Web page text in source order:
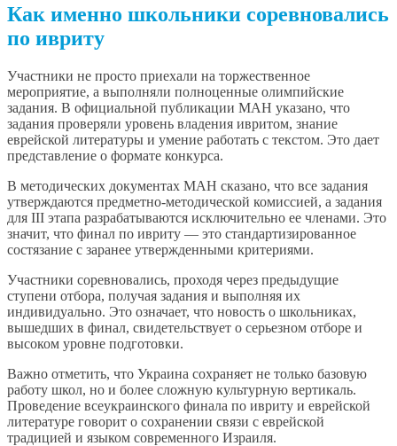
Как именно школьники соревновались
по ивриту
Участники не просто приехали на торжественное
мероприятие, а выполняли полноценные олимпийские
задания. В официальной публикации МАН указано, что
задания проверяли уровень владения ивритом, знание
еврейской литературы и умение работать с текстом. Это дает
представление о формате конкурса.
В методических документах МАН сказано, что все задания
утверждаются предметно-методической комиссией, а задания
для III этапа разрабатываются исключительно ее членами. Это
значит, что финал по ивриту — это стандартизированное
состязание с заранее утвержденными критериями.
Участники соревновались, проходя через предыдущие
ступени отбора, получая задания и выполняя их
индивидуально. Это означает, что новость о школьниках,
вышедших в финал, свидетельствует о серьезном отборе и
высоком уровне подготовки.
Важно отметить, что Украина сохраняет не только базовую
работу школ, но и более сложную культурную вертикаль.
Проведение всеукраинского финала по ивриту и еврейской
литературе говорит о сохранении связи с еврейской
традицией и языком современного Израиля.